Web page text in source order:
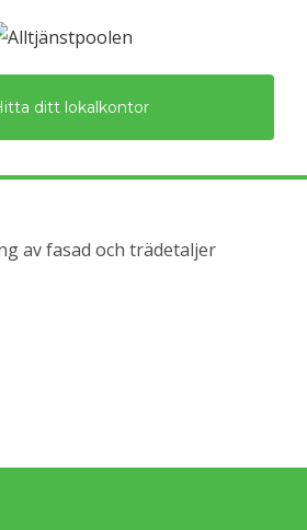
ditt lokalkontor
av fasad och trädetaljer